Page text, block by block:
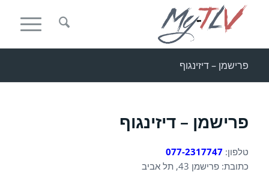
פרישמן – דיזינגוף
פרישמן – דיזינגוף
טלפון: 077-2317747
כתובת: פרישמן 43
, תל אביב